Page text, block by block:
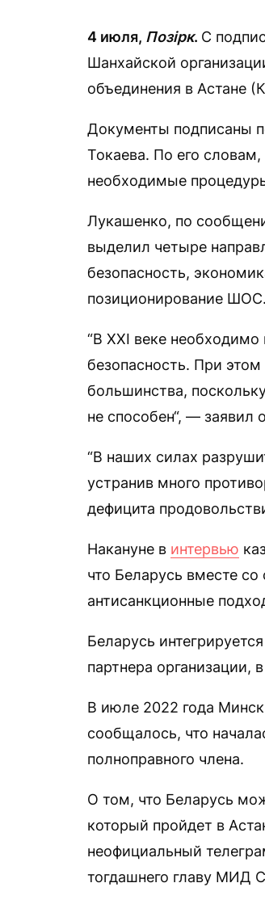
4 июля, Позірк. С
Шанхайской
объединения в Астане
Документы подписаны
Токаева. По его
необходимые
Лукашенко, по
выделил четыре
безопасность,
позиционирование ШОС.
“В XXI веке
безопасность. При
большинства,
не способен“, — заявил
“В наших силах
устранив много
дефицита
Накануне в интервью
что Беларусь вместе
антисанкционные
Беларусь
партнера
В июле 2022 года
сообщалось, что
полноправного члена.
О том, что Беларусь
который пройдет в
неофициальный
тогдашнего главу МИД